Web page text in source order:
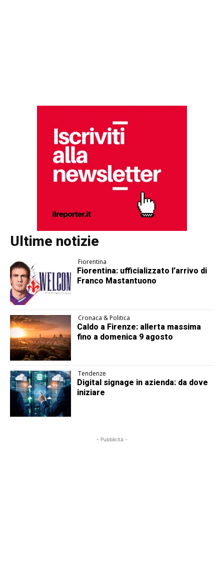
Ultime notizie
Fiorentina
Fiorentina: ufficializzato l’arrivo di
Franco Mastantuono
Cronaca & Politica
Caldo a Firenze: allerta massima
fino a domenica 9 agosto
Tendenze
Digital signage in azienda: da dove
iniziare
- Pubblicità -